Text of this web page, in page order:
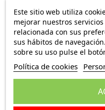
Juego de platinos
Ref.: 300036 E127
18,95 € 7,45 €
Este sitio web utiliza
mejorar nuestros
relacionada con sus
sus hábitos de
sobre su uso pulse el
Política de cookies